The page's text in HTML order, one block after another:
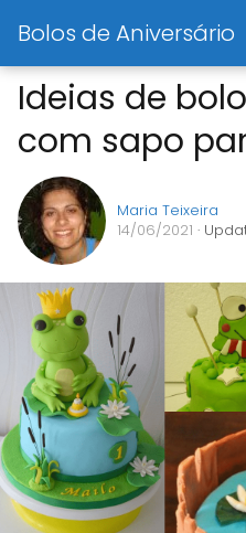
Bolos de Aniversário
Ideias de
com sapo
Maria Teixeira
14/06/2021 ·